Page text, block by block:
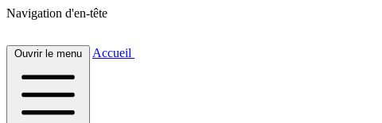
Navigation d'en-tête
Ouvrir le menu Accueil